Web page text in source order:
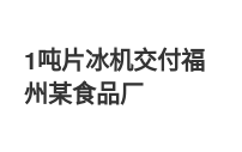
1吨片冰机交付福
州某食品厂